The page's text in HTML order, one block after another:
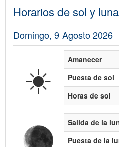
© Leaflet
©
and its
©Institut
Horarios de sol y luna
Domingo, 9 Agosto 2026
☀️ Amanecer
Puesta de sol
Horas de sol
Salida de la
Puesta de la